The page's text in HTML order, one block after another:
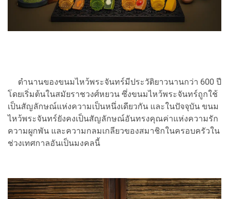
ตำนานของขนมไหว้พระจันทร์มีประวัติยาวนานกว่า 600 ปี
โดยเริ่มต้นในสมัยราชวงศ์หยวน ซึ่งขนมไหว้พระจันทร์ถูกใช้
เป็นสัญลักษณ์แห่งความเป็นหนึ่งเดียวกัน และในปัจจุบัน ขนม
ไหว้พระจันทร์ยังคงเป็นสัญลักษณ์อันทรงคุณค่าแห่งความรัก
ความผูกพัน และความกลมเกลียวของสมาชิกในครอบครัวใน
ช่วงเทศกาลอันเป็นมงคลนี้